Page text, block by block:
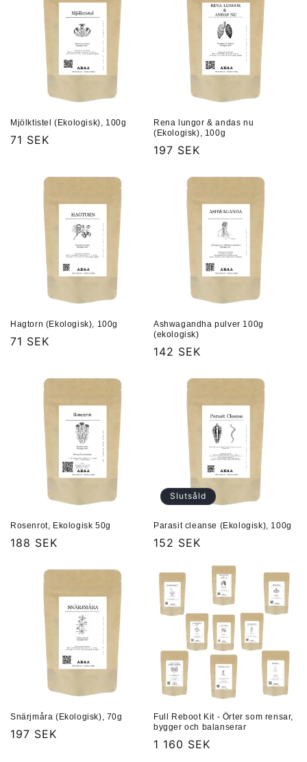
Mjölktistel (Ekologisk), 100g
Ordinarie
71 SEK
Rena lungor & andas nu
(Ekologisk), 100g
Ordinarie
197 SEK
Hagtorn (Ekologisk), 100g
Ordinarie
71 SEK
Ashwagandha pulver 100g
(ekologisk)
Ordinarie
142 SEK
Rosenrot, Ekologisk 50g
Ordinarie
188 SEK
Slutsåld
Parasit cleanse (Ekologisk), 100g
Ordinarie
152 SEK
Snärjmåra (Ekologisk), 70g
Ordinarie
197 SEK
Full Reboot Kit - Örter som rensar,
bygger och balanserar
Ordinarie
1 160 SEK